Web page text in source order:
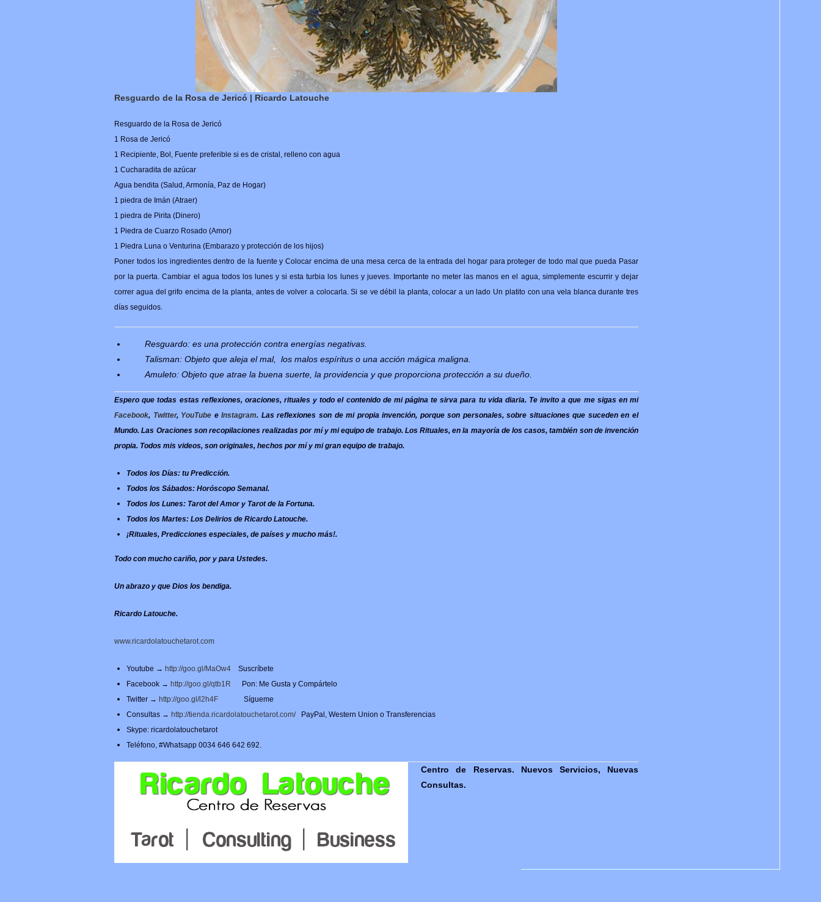
Resguardo de la Rosa de Jericó | Ricardo Latouche
Resguardo de la Rosa de Jericó
1 Rosa de Jericó
1 Recipiente, Bol, Fuente preferible si es de cristal, relleno con agua
1 Cucharadita de azúcar
Agua bendita (Salud, Armonía, Paz de Hogar)
1 piedra de Imán (Atraer)
1 piedra de Pirita (Dinero)
1 Piedra de Cuarzo Rosado (Amor)
1 Piedra Luna o Venturina (Embarazo y protección de los hijos)
Poner todos los ingredientes dentro de la fuente y Colocar encima de una mesa cerca de la entrada del hogar para proteger de todo mal que pueda Pasar
por la puerta. Cambiar el agua todos los lunes y si esta turbia los lunes y jueves. Importante no meter las manos en el agua, simplemente escurrir y dejar
correr agua del grifo encima de la planta, antes de volver a colocarla. Si se ve débil la planta, colocar a un lado Un platito con una vela blanca durante tres
días seguidos.
Resguardo: es una protección contra energías negativas.
Talisman: Objeto que aleja el mal, los malos espíritus o una acción mágica maligna.
Amuleto: Objeto que atrae la buena suerte, la providencia y que proporciona protección a su dueño.
Espero que todas estas reflexiones, oraciones, rituales y todo el contenido de mi página te sirva para tu vida diaria. Te invito a que me sigas en mi
Facebook, Twitter, YouTube eInstagram. Las reflexiones son de mi propia invención, porque son personales, sobre situaciones que suceden en el
Mundo. Las Oraciones son recopilaciones realizadas por mí y mi equipo de trabajo. Los Rituales, en la mayoría de los casos, también son de invención
propia. Todos mis videos, son originales, hechos por mí y mi gran equipo de trabajo.
Todos los Días: tu Predicción.
Todos los Sábados: Horóscopo Semanal.
Todos los Lunes: Tarot del Amor y Tarot de la Fortuna.
Todos los Martes: Los Delirios de Ricardo Latouche.
¡Rituales, Predicciones especiales, de países y mucho más!.
Todo con mucho cariño, por y para Ustedes.
Un abrazo y que Dios los bendiga.
Ricardo Latouche.
www.ricardolatouchetarot.com
Youtube → http://goo.gl/MaOw4 Suscríbete
Facebook → http://goo.gl/qtb1R Pon: Me Gusta y Compártelo
Twitter → http://goo.gl/l2h4F Sígueme
Consultas → http://tienda.ricardolatouchetarot.com/
PayPal, Western Union o Transferencias
Skype: ricardolatouchetarot
Teléfono, #Whatsapp 0034 646 642 692.
Centro de Reservas. Nuevos Servicios, Nuevas
Consultas.